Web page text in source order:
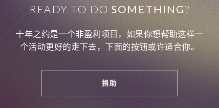
READY TO DOSOMETHING?
十年之约是一个非盈利项目，如果你想帮助这样一
个活动更好的走下去，下面的按钮或许适合你。
捐助